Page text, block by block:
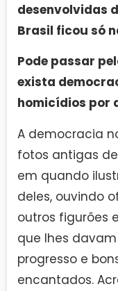
desenvolvidas
Brasil ficou só
Pode passar
exista
homicídios por
A democracia
fotos antigas
em quando
deles, ouvindo
outros figurões
que lhes
progresso e
encantados.